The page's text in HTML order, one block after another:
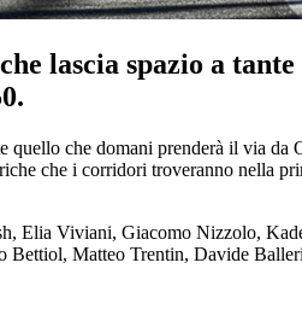
lascia spazio a
quello che domani prenderà il via
che i corridori troveranno nella
Elia Viviani, Giacomo Nizzolo,
Bettiol, Matteo Trentin, Davide